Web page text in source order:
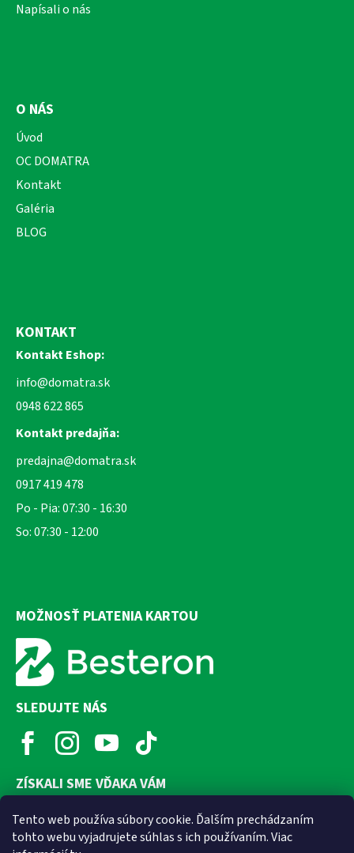
Tento web používa súbory cookie. Ďalším prechádzaním
tohto webu vyjadrujete súhlas s ich používaním. Viac
Napísali o nás
O NÁS
Úvod
OC DOMATRA
Kontakt
Galéria
BLOG
KONTAKT
Kontakt Eshop:
info@domatra.sk
0948 622 865
Kontakt predajňa:
predajna@domatra.sk
0917 419 478
Po - Pia: 07:30 - 16:30
So: 07:30 - 12:00
MOŽNOSŤ PLATENIA KARTOU
SLEDUJTE NÁS
ZÍSKALI SME VĎAKA VÁM